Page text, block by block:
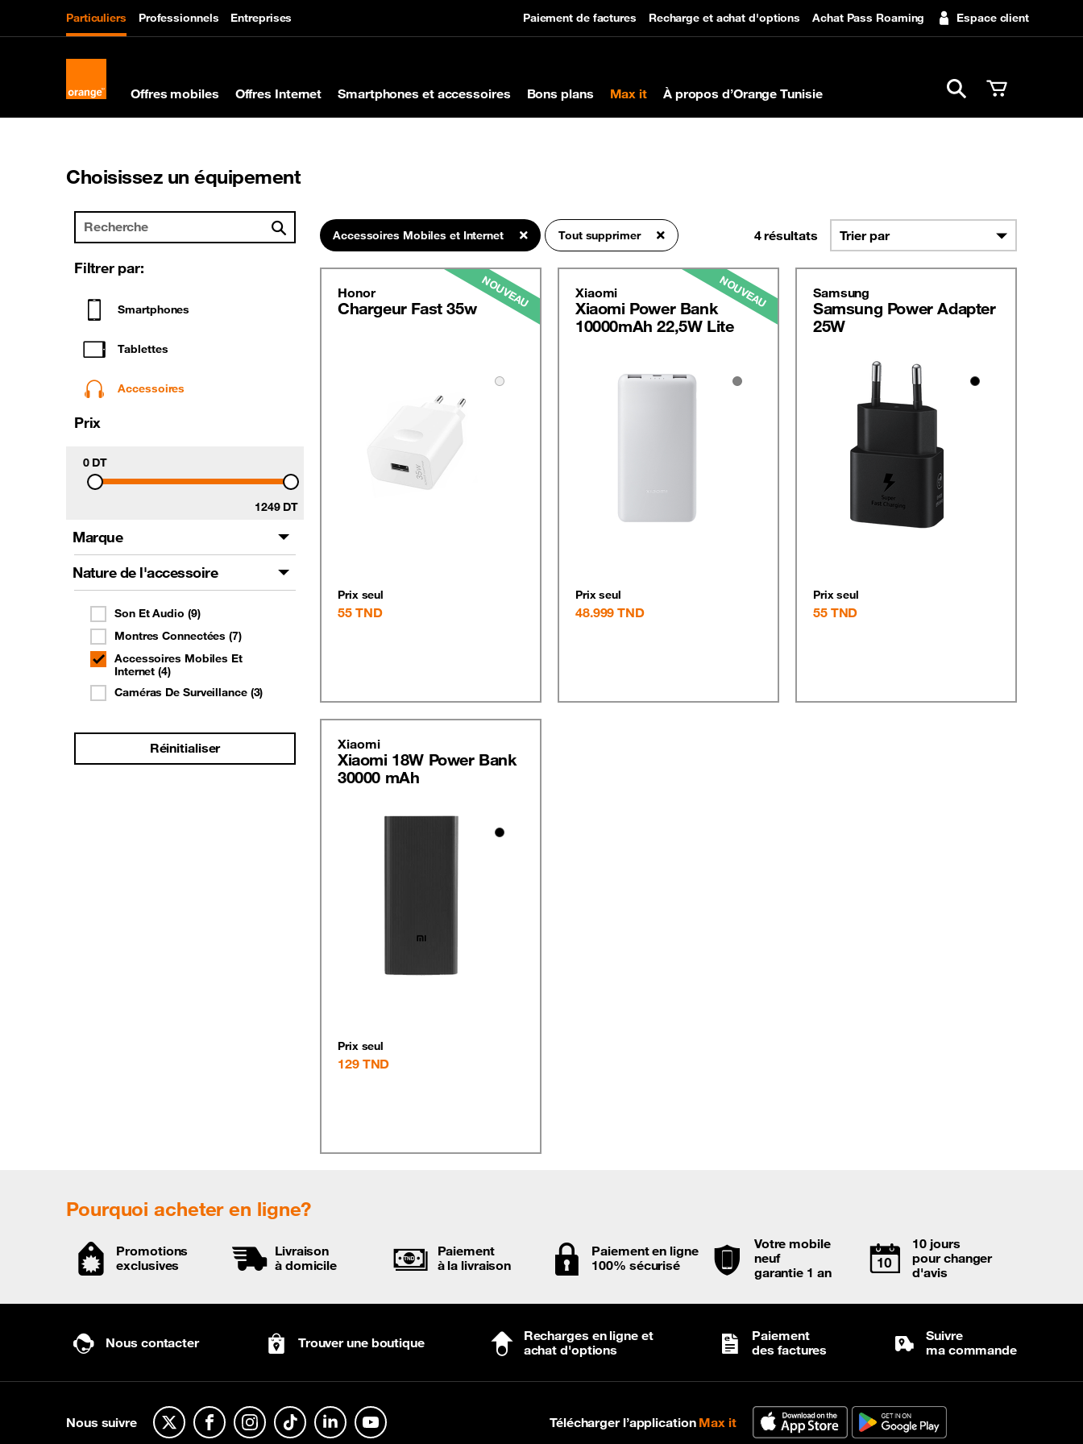
Particuliers Professionnels Entreprises Paiement de factures Recharge et achat d'options Achat Pass Roaming Espace client
Offres mobiles Offres Internet Smartphones et accessoires Bons plans Max it À propos d’Orange Tunisie
Ouvrir la barre de
Choisissez un équipement
Filtrer par:
Smartphones
Tablettes
Accessoires
Prix
0 DT
1249 DT
Marque
Nature de l'accessoire
Son Et Audio (9)
Montres Connectées (7)
Accessoires Mobiles Et
Internet (4)
Caméras De Surveillance(3)
Réinitialiser
Accessoires Mobiles et Internet Tout supprimer 4résultats
NOUVEAU
Honor
Chargeur Fast 35w
Prix seul
55 TND
NOUVEAU
Xiaomi
Xiaomi Power Bank
10000mAh 22,5W Lite
Prix seul
48.999 TND
Samsung
Samsung Power Adapter
25W
Prix seul
55 TND
Xiaomi
Xiaomi 18W Power Bank
30000 mAh​
Prix seul
129 TND
Pourquoi acheter en ligne?
Promotions
exclusives
Livraison
à domicile
Paiement
à la livraison
Paiement en ligne
100% sécurisé
Votre mobile
neuf
garantie 1 an
10 jours
pour changer
d'avis
Nous contacter Trouver une boutique
Recharges en ligne et
achat d'options
Paiement
des factures
Suivre
ma commande
Nous suivre TwitterFacebookInstagramTikTokLinkedinYouTube Télécharger l’application Max it